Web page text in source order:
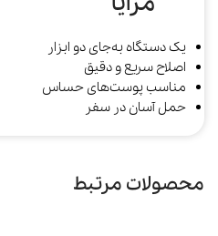
یک دستگاه به‌جای دو ابزار
اصلاح سریع و دقیق
مناسب پوست‌های حساس
حمل آسان در سفر
محصولات مرتبط